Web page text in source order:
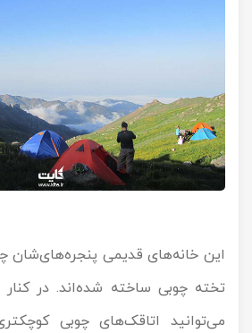
این خانه‌های قدیمی پنجره‌های‌شان
تخته چوبی ساخته شده‌اند. در کنار
می‌توانید اتاقک‌های چوبی